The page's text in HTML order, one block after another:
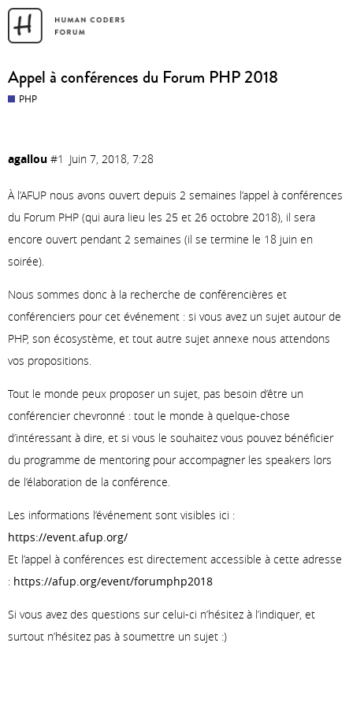
Appel à conférences du Forum PHP 2018
PHP
agallou Juin 7, 2018, 7:28
#1
À l’AFUP nous avons ouvert depuis 2 semaines l’appel à conférences
du Forum PHP (qui aura lieu les 25 et 26 octobre 2018), il sera
encore ouvert pendant 2 semaines (il se termine le 18 juin en
soirée).
Nous sommes donc à la recherche de conférencières et
conférenciers pour cet événement : si vous avez un sujet autour de
PHP, son écosystème, et tout autre sujet annexe nous attendons
vos propositions.
Tout le monde peux proposer un sujet, pas besoin d’être un
conférencier chevronné : tout le monde à quelque-chose
d’intéressant à dire, et si vous le souhaitez vous pouvez bénéficier
du programme de mentoring pour accompagner les speakers lors
de l’élaboration de la conférence.
Les informations l’événement sont visibles ici :
https://event.afup.org/
Et l’appel à conférences est directement accessible à cette adresse
: https://afup.org/event/forumphp2018
Si vous avez des questions sur celui-ci n’hésitez à l’indiquer, et
surtout n’hésitez pas à soumettre un sujet :)